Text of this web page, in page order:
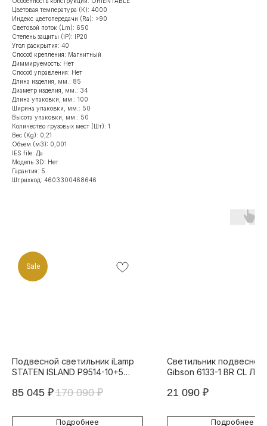
Цветовая температура (K): 4000
Индекс цветопередачи (Ra): >90
Световой поток (Lm): 650
Степень защиты (iP): IP20
Угол раскрытия: 40
Способ крепления: Магнитный
Диммируемость: Нет
Способ управления: Нет
Длина изделия, мм.: 85
Диаметр изделия, мм.: 34
Длина упаковки, мм.: 100
Ширина упаковки, мм.: 50
Высота упаковки, мм.: 50
Количество грузовых мест (Шт): 1
Вес (Kg): 0,21
Объем (м3): 0,001
IES file: Да
Модель 3D: Нет
Гарантия: 5
Штрихкод: 4603300468646
Sale
Подвесной светильник iLamp
STATEN ISLAND P9514-10+5
85 045 ₽170 090 ₽
Подробнее
Светильник подвесной
Gibson 6133-1 BR CL
21 090 ₽
Подробнее